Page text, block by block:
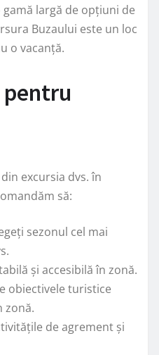
largă de opțiuni de
Buzaului este un loc
o vacanță.
excursia dvs. în
să:
sezonul cel mai
și accesibilă în zonă.
obiectivele turistice
zonă.
de agrement și